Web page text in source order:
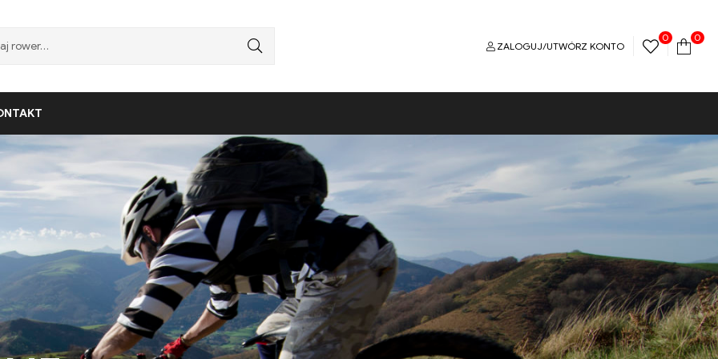
ZALOGUJ/UTWÓRZ KONTO
0 0